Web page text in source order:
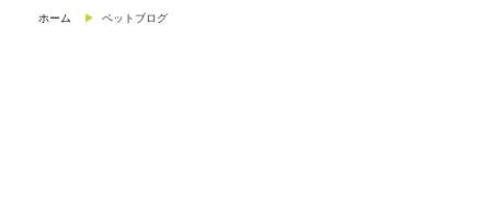
ホーム ペットブログ